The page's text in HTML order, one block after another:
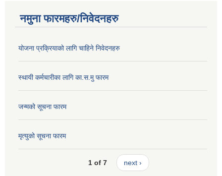
नमुना फारमहरु/निवेदनहरु
योजना प्रक्रियाको लागि चाहिने निवेदनहरु
स्थायी कर्मचारीका लागि का.स.मु फारम
जन्मको सूचना फारम
मृत्युको सूचना फारम
1 of 7 next ›